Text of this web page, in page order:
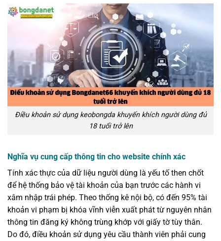
Điều khoản sử dụng keobongda khuyến khích người dùng đủ
18 tuổi trở lên
Nghĩa vụ cung cấp thông tin cho website chính xác
Tính xác thực của dữ liệu người dùng là yếu tố then chốt
để hệ thống bảo vệ tài khoản của bạn trước các hành vi
xâm nhập trái phép. Theo thống kê nội bộ, có đến 95% tài
khoản vi phạm bị khóa vĩnh viễn xuất phát từ nguyên nhân
thông tin đăng ký không trùng khớp với giấy tờ tùy thân.
Do đó, điều khoản sử dụng yêu cầu thành viên phải cung